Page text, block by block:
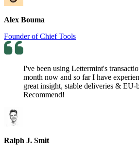
Alex Bouma
Founder of Chief Tools
I've been using Lettermint's
month now and so far I have
great insight, stable deliveries & EU-
Recommend!
Ralph J. Smit